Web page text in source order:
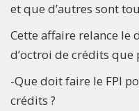
et que d’autres sont
Cette affaire relance le
d’octroi de crédits que
-Que doit faire le FPI
crédits ?